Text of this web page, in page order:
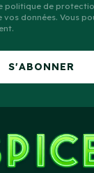
politique de
données. Vous
S'ABONNER